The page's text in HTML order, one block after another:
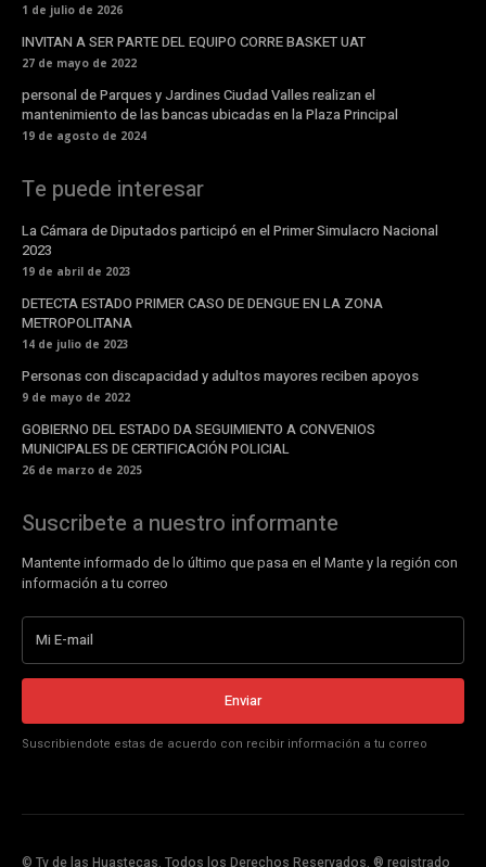
1 de julio de 2026
INVITAN A SER PARTE DEL EQUIPO CORRE BASKET UAT
27 de mayo de 2022
personal de Parques y Jardines Ciudad Valles realizan el
mantenimiento de las bancas ubicadas en la Plaza Principal
19 de agosto de 2024
Te puede interesar
La Cámara de Diputados participó en el Primer Simulacro Nacional
2023
19 de abril de 2023
DETECTA ESTADO PRIMER CASO DE DENGUE EN LA ZONA
METROPOLITANA
14 de julio de 2023
Personas con discapacidad y adultos mayores reciben apoyos
9 de mayo de 2022
GOBIERNO DEL ESTADO DA SEGUIMIENTO A CONVENIOS
MUNICIPALES DE CERTIFICACIÓN POLICIAL
26 de marzo de 2025
Suscribete a nuestro informante
Mantente informado de lo último que pasa en el Mante y la región con
información a tu correo
Enviar
Suscribiendote estas de acuerdo con recibir información a tu correo
© Tv de las Huastecas. Todos los Derechos Reservados. ® registrado